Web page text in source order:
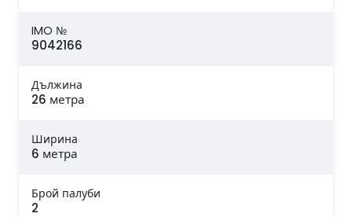
IMO №
9042166
Дължина
26 метра
Ширина
6 метра
Брой палуби
2